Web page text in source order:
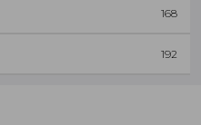
168
192